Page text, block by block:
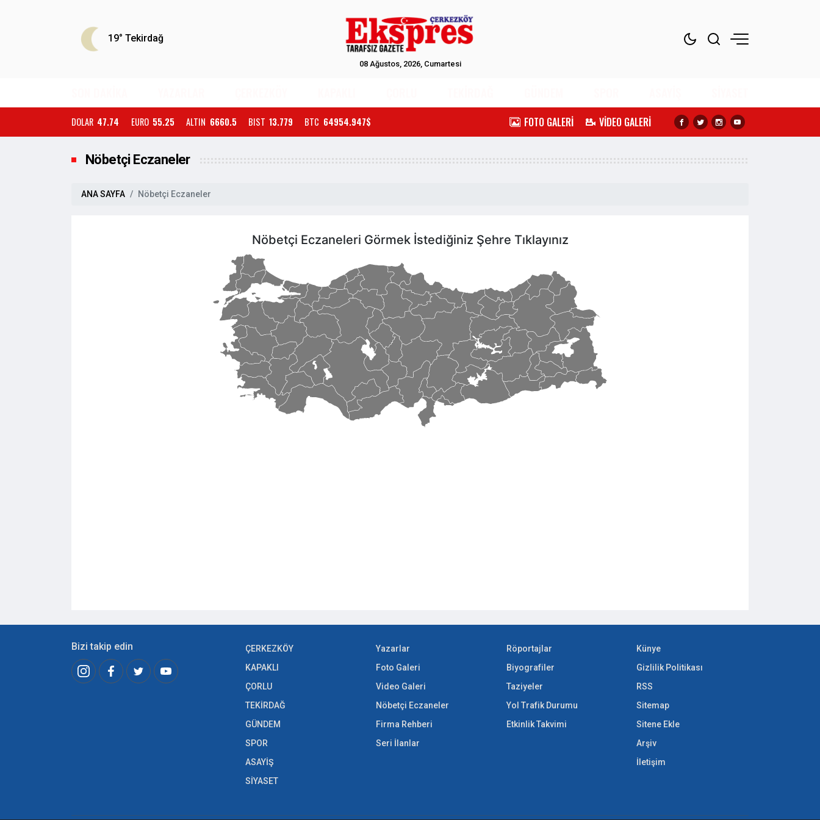
19° Tekirdağ
08 Ağustos, 2026, Cumartesi
DOLAR 47.74 EURO 55.25 ALTIN 6660.5 BIST 13.779 BTC 64954.947$ FOTO GALERİ VİDEO GALERİ
Nöbetçi Eczaneler
ANA SAYFA Nöbetçi Eczaneler
Bizi takip edin
ÇERKEZKÖY
KAPAKLI
ÇORLU
TEKİRDAĞ
GÜNDEM
SPOR
ASAYİŞ
SİYASET
Yazarlar
Foto Galeri
Video Galeri
Nöbetçi Eczaneler
Firma Rehberi
Seri İlanlar
Röportajlar
Biyografiler
Taziyeler
Yol Trafik Durumu
Etkinlik Takvimi
Künye
Gizlilik Politikası
RSS
Sitemap
Sitene Ekle
Arşiv
İletişim